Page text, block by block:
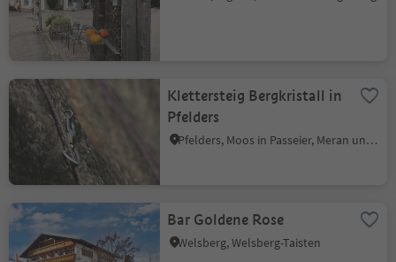
Klettersteig Bergkristall in
Pfelders
Pfelders, Moos in Passeier, Meran und Umgebung
Bar Goldene Rose
Welsberg, Welsberg-Taisten